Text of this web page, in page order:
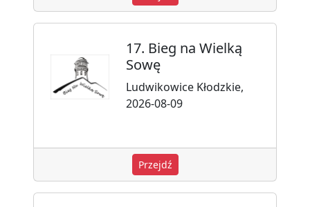
17. Bieg na Wielką
Sowę
Ludwikowice Kłodzkie,
2026-08-09
Przejdź